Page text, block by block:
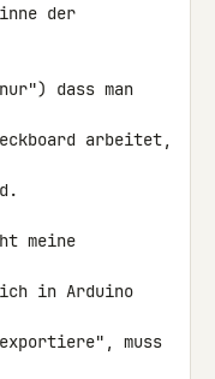
der
dass man
arbeitet,
meine
ich in Arduino
muss